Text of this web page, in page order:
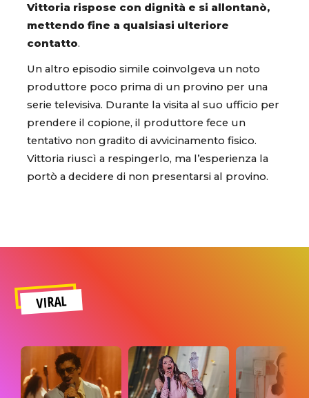
Vittoria rispose con dignità e si allontanò,
mettendo fine a qualsiasi ulteriore
contatto.
Un altro episodio simile coinvolgeva un noto
produttore poco prima di un provino per una
serie televisiva. Durante la visita al suo ufficio per
prendere il copione, il produttore fece un
tentativo non gradito di avvicinamento fisico.
Vittoria riuscì a respingerlo, ma l’esperienza la
portò a decidere di non presentarsi al provino.
VIRAL